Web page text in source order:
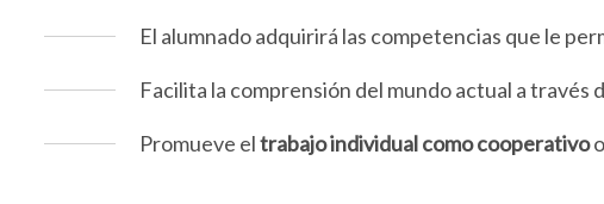
El alumnado adquirirá las competencias que le
Facilita la comprensión del mundo actual a través
Promueve eltrabajo individual como cooperativo